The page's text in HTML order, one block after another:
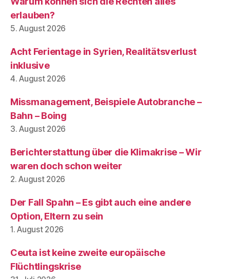
erlauben?
5. August 2026
Acht Ferientage in Syrien, Realitätsverlust
inklusive
4. August 2026
Missmanagement, Beispiele Autobranche –
Bahn – Boing
3. August 2026
Berichterstattung über die Klimakrise – Wir
waren doch schon weiter
2. August 2026
Der Fall Spahn – Es gibt auch eine andere
Option, Eltern zu sein
1. August 2026
Ceuta ist keine zweite europäische
Flüchtlingskrise